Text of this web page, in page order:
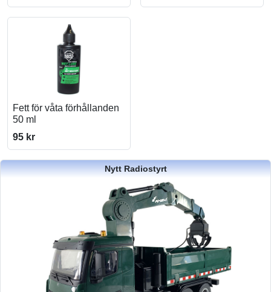
Fett för våta förhållanden
50 ml
95 kr
Nytt Radiostyrt